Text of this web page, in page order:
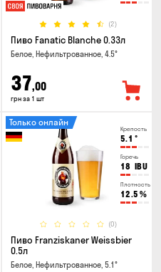
(2)
Пиво Fanatic Blanche 0.33л
Белое, Нефильтрованное, 4.5°
37,00
грн за 1 шт
Крепость
5.1 °
Горечь
18 IBU
Плотность
12.5 %
(0)
Только онлайн
Пиво Franziskaner Weissbier
0.5л
Белое, Нефильтрованное, 5.1°